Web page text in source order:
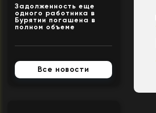
Задолженность еще
одного работника в
Бурятии погашена в
полном объеме
Все новости